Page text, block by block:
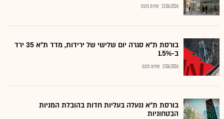
22.06.2026 שירות גלובס
בורסת ת"א סגרה יום שלישי של ירידות, מדד ת"א 35 ירד
ב-1.5%
17.06.2026 שירות גלובס
בורסת ת"א ננעלה בעליות חדות בהובלת המניות
הבטחוניות